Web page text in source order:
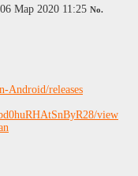
Мар 2020 11:25 No.
Android/releases
view